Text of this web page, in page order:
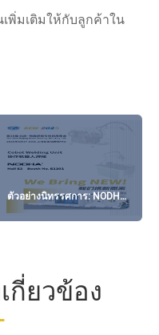
เพิ่มเติมให้กับลูกค้าใน
ตัวอย่างนิทรรศการ: NODHA
จะเข้าร่วมงาน Beijing
กี่ยวข้อง